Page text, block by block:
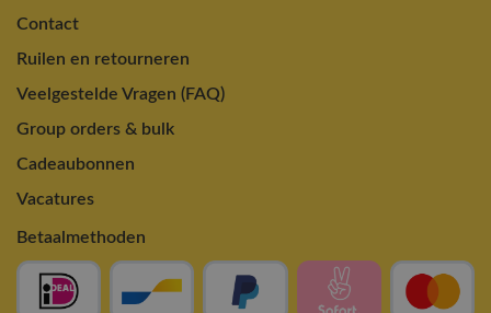
Contact
Ruilen en retourneren
Veelgestelde Vragen (FAQ)
Group orders & bulk
Cadeaubonnen
Vacatures
Betaalmethoden